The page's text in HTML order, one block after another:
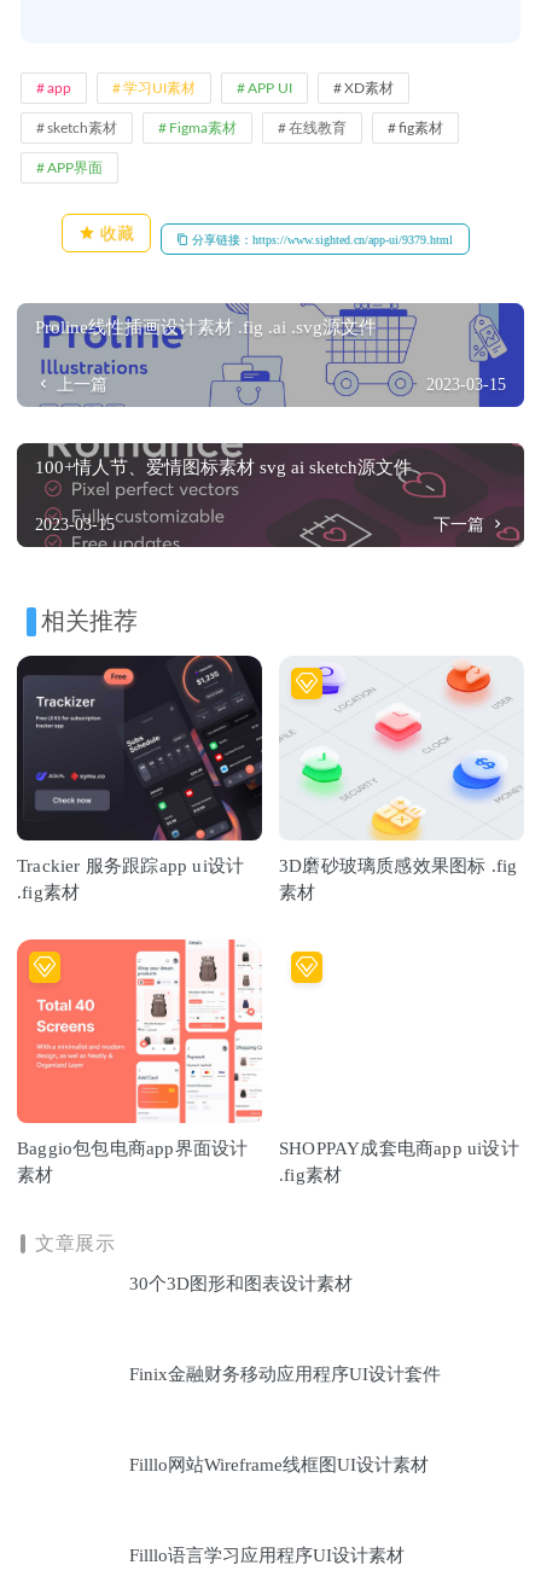
app 学习UI素材 APP UI XD素材
sketch素材 Figma素材 在线教育 fig素材
APP界面
收藏 分享链接：https://www.sighted.cn/app-ui/9379.html
Proline线性插画设计素材 .fig .ai .svg源文件
上一篇 2023-03-15
100+情人节、爱情图标素材 svg ai sketch源文件
2023-03-15 下一篇
相关推荐
Trackier 服务跟踪app ui设计
.fig素材
3D磨砂玻璃质感效果图标 .fig
素材
Baggio包包电商app界面设计
素材
SHOPPAY成套电商app ui设计
.fig素材
文章展示
30个3D图形和图表设计素材
Finix金融财务移动应用程序UI设计套件
Filllo网站Wireframe线框图UI设计素材
Filllo语言学习应用程序UI设计素材